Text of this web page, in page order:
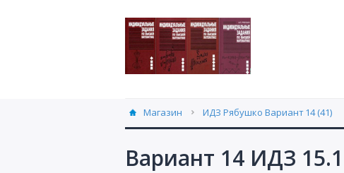
Магазин ИДЗ Рябушко Вариант 14 (41)
Вариант 14 ИДЗ